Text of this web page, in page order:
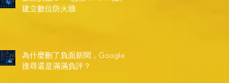
建立數位防火牆
為什麼刪了負面新聞，Google
搜尋還是滿滿負評？